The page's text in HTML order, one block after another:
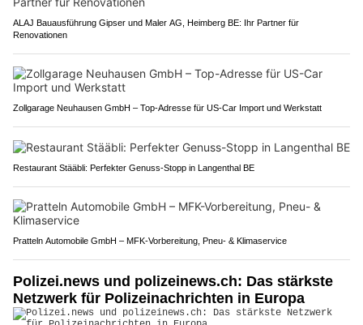
ALAJ Bauausführung Gipser und Maler AG, Heimberg BE: Ihr Partner für
Renovationen
Zollgarage Neuhausen GmbH – Top-Adresse für US-Car Import und Werkstatt
Restaurant Stääbli: Perfekter Genuss-Stopp in Langenthal BE
Pratteln Automobile GmbH – MFK-Vorbereitung, Pneu- & Klimaservice
Polizei.news und polizeinews.ch: Das stärkste
Netzwerk für Polizeinachrichten in Europa